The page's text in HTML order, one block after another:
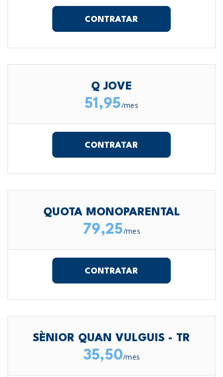
CONTRATAR
Q JOVE
51,95/mes
CONTRATAR
QUOTA MONOPARENTAL
79,25/mes
CONTRATAR
SÈNIOR QUAN VULGUIS - TR
35,50/mes